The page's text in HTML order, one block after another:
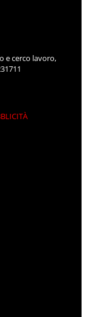
e cerco lavoro,